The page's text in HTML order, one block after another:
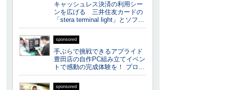
キャッシュレス決済の利用シー
ンを広げる 三井住友カードの
「stera terminal light」とソフ…
sponsored
手ぶらで挑戦できるアプライド
豊田店の自作PC組み立てイベン
トで感動の完成体験を！ プロ…
sponsored